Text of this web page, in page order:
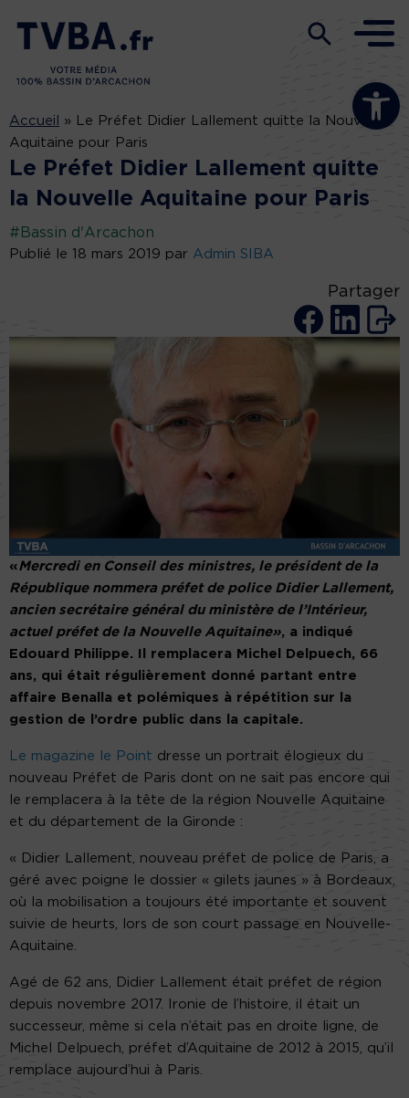
Ouvrir la
Accueil »
Le Préfet Didier Lallement quitte la Nouvelle
Aquitaine pour Paris
Le Préfet Didier Lallement quitte
la Nouvelle Aquitaine pour Paris
#Bassin d'Arcachon
Publié le 18 mars 2019 par Admin SIBA
Partager
«Mercredi en Conseil des ministres, le président de la
République nommera préfet de police Didier Lallement,
ancien secrétaire général du ministère de l’Intérieur,
actuel préfet de la Nouvelle Aquitaine», a indiqué
Edouard Philippe. Il remplacera Michel Delpuech, 66
ans, qui était régulièrement donné partant entre
affaire Benalla et polémiques à répétition sur la
gestion de l’ordre public dans la capitale.
Le magazine le Point dresse un portrait élogieux du
nouveau Préfet de Paris dont on ne sait pas encore qui
le remplacera à la tête de la région Nouvelle Aquitaine
et du département de la Gironde :
« Didier Lallement, nouveau préfet de police de Paris, a
géré avec poigne le dossier « gilets jaunes » à Bordeaux,
où la mobilisation a toujours été importante et souvent
suivie de heurts, lors de son court passage en Nouvelle-
Aquitaine.
Agé de 62 ans, Didier Lallement était préfet de région
depuis novembre 2017. Ironie de l’histoire, il était un
successeur, même si cela n’était pas en droite ligne, de
Michel Delpuech, préfet d’Aquitaine de 2012 à 2015, qu’il
remplace aujourd’hui à Paris.